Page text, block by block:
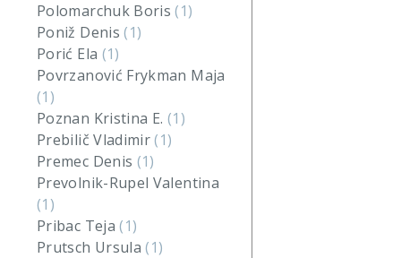
Polomarchuk Boris(1)
Poniž Denis(1)
Porić Ela (1)
Povrzanović Frykman Maja
(1)
Poznan Kristina E. (1)
Prebilič Vladimir(1)
Premec Denis (1)
Prevolnik-Rupel Valentina
(1)
Pribac Teja(1)
Prutsch Ursula(1)